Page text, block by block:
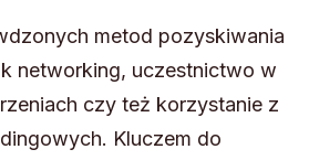
metod pozyskiwania
networking, uczestnictwo w
czy też korzystanie z
Kluczem do